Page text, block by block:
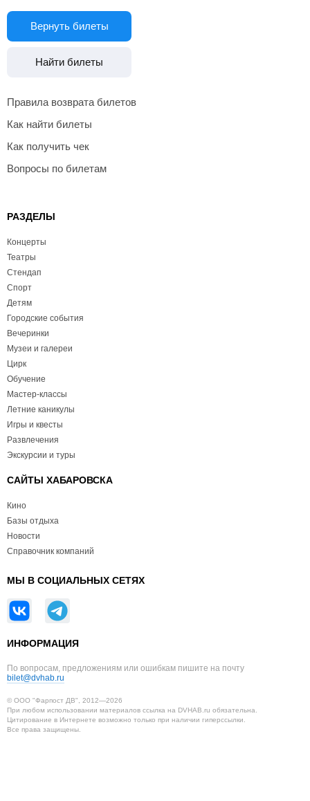
Вернуть билеты
Найти билеты
Правила возврата билетов
Как найти билеты
Как получить чек
Вопросы по билетам
РАЗДЕЛЫ
Концерты
Театры
Стендап
Спорт
Детям
Городские события
Вечеринки
Музеи и галереи
Цирк
Обучение
Мастер-классы
Летние каникулы
Игры и квесты
Развлечения
Экскурсии и туры
САЙТЫ ХАБАРОВСКА
Кино
Базы отдыха
Новости
Справочник компаний
МЫ В СОЦИАЛЬНЫХ СЕТЯХ
ИНФОРМАЦИЯ
По вопросам, предложениям или ошибкам пишите на почту
bilet@dvhab.ru
© ООО "Фарпост ДВ", 2012—2026
При любом использовании материалов ссылка на DVHAB.ru обязательна.
Цитирование в Интернете возможно только при наличии гиперссылки.
Все права защищены.